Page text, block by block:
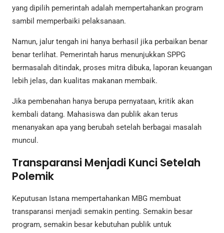
yang dipilih pemerintah adalah mempertahankan program
sambil memperbaiki pelaksanaan.
Namun, jalur tengah ini hanya berhasil jika perbaikan benar
benar terlihat. Pemerintah harus menunjukkan SPPG
bermasalah ditindak, proses mitra dibuka, laporan keuangan
lebih jelas, dan kualitas makanan membaik.
Jika pembenahan hanya berupa pernyataan, kritik akan
kembali datang. Mahasiswa dan publik akan terus
menanyakan apa yang berubah setelah berbagai masalah
muncul.
Transparansi Menjadi Kunci Setelah
Polemik
Keputusan Istana mempertahankan MBG membuat
transparansi menjadi semakin penting. Semakin besar
program, semakin besar kebutuhan publik untuk